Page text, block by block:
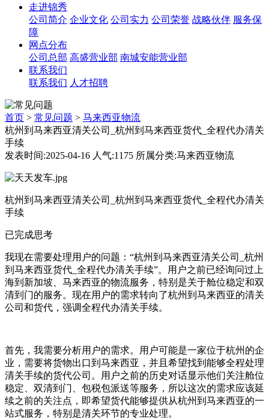
走进锦秀
公司简介 企业文化 公司实力 公司荣誉 战略伙伴 服务保
障
网点分布
公司总部 高盛营业部 南城安能营业部
联系我们
联系我们 人才招聘
首页 > 常见问题 > 马来西亚物流
杭州到马来西亚清关公司_杭州到马来西亚货代_全程代办清关
手续
发表时间:2025-04-16 人气:1175 所属分类:马来西亚物流
杭州到马来西亚清关公司_杭州到马来西亚货代_全程代办清关
手续
已完成思考
我现在需要处理用户的问题：“杭州到马来西亚清关公司_杭州
到马来西亚货代_全程代办清关手续”。用户之前已经询问过上
海到新加坡、马来西亚的物流服务，特别是关于舱位稳定和双
清到门的服务。现在用户的需求转向了杭州到马来西亚的清关
公司和货代，强调全程代办清关手续。
首先，我需要分析用户的需求。用户可能是一家位于杭州的企
业，需要将货物出口到马来西亚，并且希望找到能够全程处理
清关手续的货代公司。用户之前的历史对话显示他们关注舱位
稳定、双清到门、包税包派送等服务，所以这次的需求应该延
续之前的关注点，即希望货代能够提供从杭州到马来西亚的一
站式服务，特别是清关环节的专业处理。